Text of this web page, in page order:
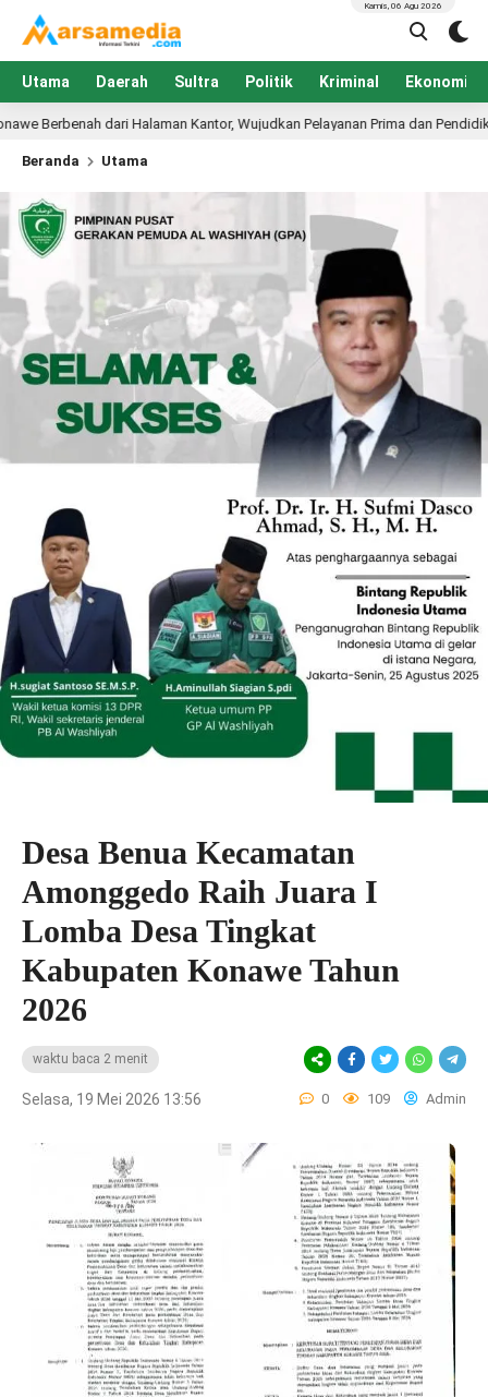
Utama Daerah Sultra Politik Kriminal Ekonomi
Kamis, 06 Agu 2026
Kantor, Wujudkan Pelayanan Prima dan Pendidikan Berkualitas
Beranda Utama
Desa Benua Kecamatan
Amonggedo Raih Juara I
Lomba Desa Tingkat
Kabupaten Konawe Tahun
2026
waktu baca 2 menit
Selasa, 19 Mei 2026 13:56 0 109 Admin